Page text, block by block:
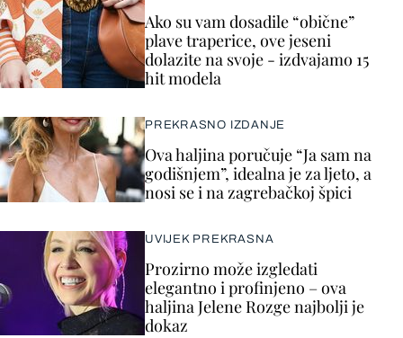
Ako su vam dosadile “obične”
plave traperice, ove jeseni
dolazite na svoje - izdvajamo 15
hit modela
PREKRASNO IZDANJE
Ova haljina poručuje “Ja sam na
godišnjem”, idealna je za ljeto, a
nosi se i na zagrebačkoj špici
UVIJEK PREKRASNA
Prozirno može izgledati
elegantno i profinjeno – ova
haljina Jelene Rozge najbolji je
dokaz